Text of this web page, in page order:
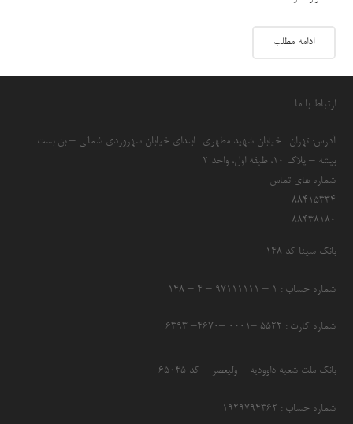
ادامه مطلب
ارتباط با ما
آدرس: تهران- خیابان شهید مطهری- ابتدای خیابان سهروردی شمالی – بن بست
بیشه – پلاک 10، طبقه اول، واحد 2
شماره های تماس
۸۸۴۱۵۳۳۴
۸۸۴۳۸۱۸۰
بانک سینا کد ۱۴۸
شماره حساب : ۱ – ۹۷۱۱۱۱۱۱ – ۴ – ۱۴۸
شماره کارت : ۵۵۲۲ –۰۰۰۱ –۴۶۷۰– ۶۳۹۳
بانک ملت شعبه داوودیه – ولیعصر – کد ۶۵۰۴۵
شماره حساب : ۱۹۲۹۷۹۴۳۶۲